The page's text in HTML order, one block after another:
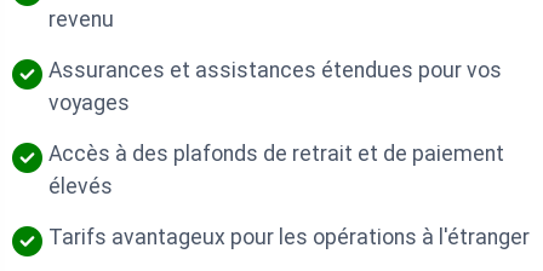
revenu
Assurances et assistances étendues pour vos
voyages
Accès à des plafonds de retrait et de paiement
élevés
Tarifs avantageux pour les opérations à l'étranger